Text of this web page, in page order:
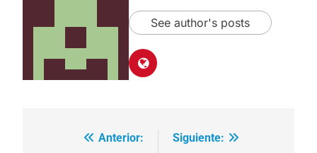
See author's posts
Navegación
Anterior:
Siguiente: